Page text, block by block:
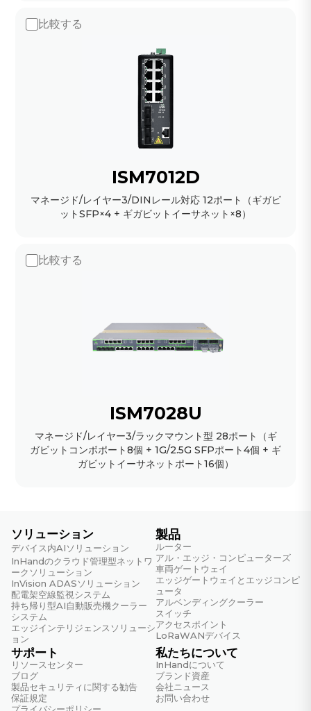
比較する
ISM7012D
マネージド/レイヤー3/DINレール対応 12ポート（ギガビ
ットSFP×4 + ギガビットイーサネット×8）
比較する
ISM7028U
マネージド/レイヤー3/ラックマウント型 28ポート（ギ
ガビットコンボポート8個 + 1G/2.5G SFPポート4個 + ギ
ガビットイーサネットポート16個）
ソリューション
デバイス内AIソリューション
InHandのクラウド管理型ネットワ
ークソリューション
InVision ADASソリューション
配電架空線監視システム
持ち帰り型AI自動販売機クーラー
システム
エッジインテリジェンスソリューシ
ョン
製品
ルーター
アル・エッジ・コンピューターズ
車両ゲートウェイ
エッジゲートウェイとエッジコンピ
ュータ
アルベンディングクーラー
スイッチ
アクセスポイント
LoRaWANデバイス
サポート
リソースセンター
ブログ
製品セキュリティに関する勧告
保証規定
私たちについて
InHandについて
ブランド資産
会社ニュース
お問い合わせ